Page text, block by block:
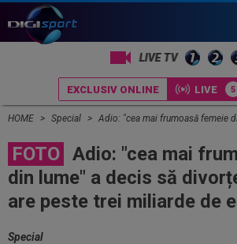
EXCLUSIV ONLINE LIVE
HOME Special Adio: "cea mai frumoasă femeie din lume" a decis să
FOTO Adio: "cea mai
din lume" a decis să
are peste trei miliarde de
Special